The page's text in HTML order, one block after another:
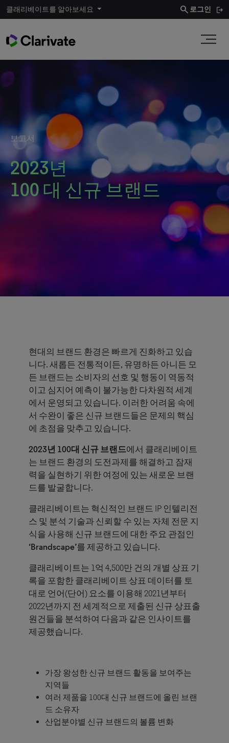
클래리베이트를 알아보세요 search 로그인
보고서
2023년
100 대 신규 브랜드
현대의 브랜드 환경은 빠르게 진화하고 있습
니다. 새롭든 전통적이든, 유명하든 아니든 모
든 브랜드는 소비자의 선호 및 행동이 역동적
이고 심지어 예측이 불가능한 다차원적 세계
에서 운영되고 있습니다. 이러한 어려움 속에
서 수완이 좋은 신규 브랜드들은 문제의 핵심
에 초점을 맞추고 있습니다.
2023년 100대 신규 브랜드에서 클래리베이트
는 브랜드 환경의 도전과제를 해결하고 잠재
력을 실현하기 위한 여정에 있는 새로운 브랜
드를 발굴합니다.
클래리베이트는 혁신적인 브랜드 IP 인텔리전
스 및 분석 기술과 신뢰할 수 있는 자체 전문 지
식을 사용해 신규 브랜드에 대한 주요 관점인
‘Brandscape’를 제공하고 있습니다.
클래리베이트는 1억 4,500만 건의 개별 상표 기
록을 포함한 클래리베이트 상표 데이터를 토
대로 언어(단어) 요소를 이용해 2021년부터
2022년까지 전 세계적으로 제출된 신규 상표출
원건들을 분석하여 다음과 같은 인사이트를
제공했습니다.
가장 왕성한 신규 브랜드 활동을 보여주는
지역들
여러 제품을 100대 신규 브랜드에 올린 브랜
드 소유자
산업분야별 신규 브랜드의 볼륨 변화